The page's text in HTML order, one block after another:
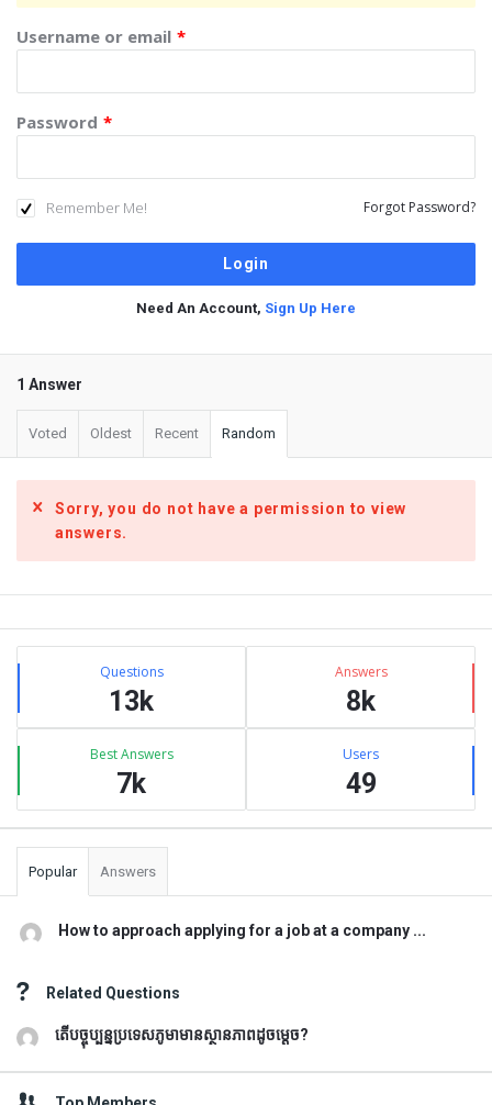
Username or email *
Password *
Remember Me! Forgot Password?
Need An Account, Sign Up Here
1 Answer
Voted Oldest Recent Random
Sorry, you do not have a permission to view
answers.
Sidebar
Stats Questions
13k
Answers
8k
Best Answers
7k
Users
49
Popular Answers
How to approach applying for a job at a company ...
Related Questions
តើបច្ចុប្បន្នប្រទេសភូមាមានស្ថានភាពដូចម្តេច?